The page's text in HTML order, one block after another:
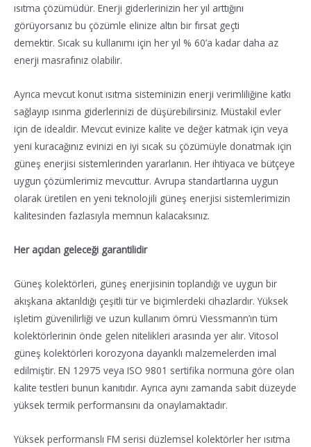
ısıtma çözümüdür. Enerji giderlerinizin her yıl arttığını
görüyorsanız bu çözümle elinize altın bir fırsat geçti
demektir. Sıcak su kullanımı için her yıl % 60’a kadar daha az
enerji masrafınız olabilir.
Ayrıca mevcut konut ısıtma sisteminizin enerji verimliliğine katkı
sağlayıp ısınma giderlerinizi de düşürebilirsiniz. Müstakil evler
için de idealdir. Mevcut evinize kalite ve değer katmak için veya
yeni kuracağınız evinizi en iyi sıcak su çözümüyle donatmak için
güneş enerjisi sistemlerinden yararlanın. Her ihtiyaca ve bütçeye
uygun çözümlerimiz mevcuttur. Avrupa standartlarına uygun
olarak üretilen en yeni teknolojili güneş enerjisi sistemlerimizin
kalitesinden fazlasıyla memnun kalacaksınız.
Her açıdan geleceği garantilidir
Güneş kolektörleri, güneş enerjisinin toplandığı ve uygun bir
akışkana aktarıldığı çeşitli tür ve biçimlerdeki cihazlardır. Yüksek
işletim güvenilirliği ve uzun kullanım ömrü Viessmann’ın tüm
kolektörlerinin önde gelen nitelikleri arasında yer alır. Vitosol
güneş kolektörleri korozyona dayanklı malzemelerden imal
edilmiştir. EN 12975 veya ISO 9801 sertifika normuna göre olan
kalite testleri bunun kanıtıdır. Ayrıca aynı zamanda sabit düzeyde
yüksek termik performansını da onaylamaktadır.
Yüksek performanslı FM serisi düzlemsel kolektörler her ısıtma